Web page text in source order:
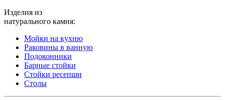
Изделия из
натурального камня:
Мойки на кухню
Раковины в ванную
Подоконники
Барные стойки
Стойки ресепшн
Столы